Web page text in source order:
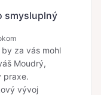
smysluplný
za vás mohl
Moudrý,
praxe.
vývoj